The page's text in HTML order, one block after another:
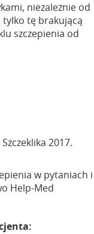
niezależnie od
tę brakującą
szczepienia od
2017.
w pytaniach i
Help-Med